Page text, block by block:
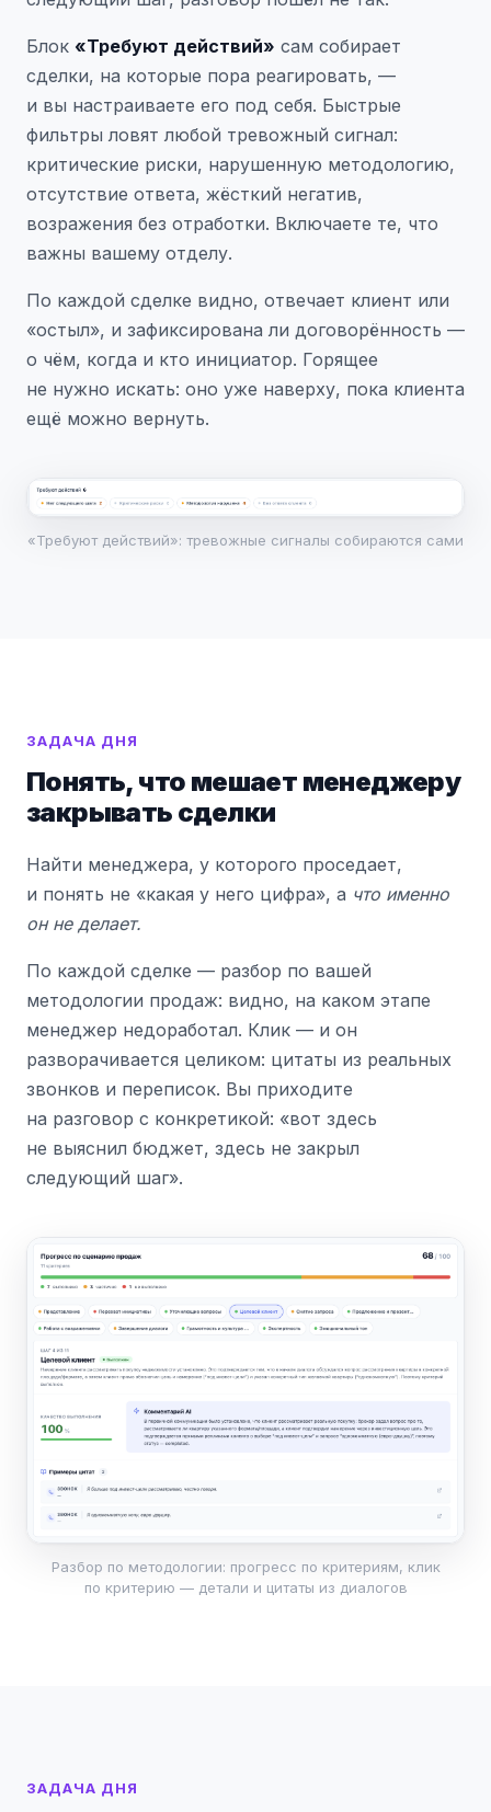
Блок «Требуют действий» сам собирает
сделки, на которые пора реагировать, —
и вы настраиваете его под себя. Быстрые
фильтры ловят любой тревожный сигнал:
критические риски, нарушенную методологию,
отсутствие ответа, жёсткий негатив,
возражения без отработки. Включаете те, что
важны вашему отделу.
По каждой сделке видно, отвечает клиент или
«остыл», и зафиксирована ли договорённость —
о чём, когда и кто инициатор. Горящее
не нужно искать: оно уже наверху, пока клиента
ещё можно вернуть.
«Требуют действий»: тревожные сигналы собираются сами
ЗАДАЧА ДНЯ
Понять, что мешает менеджеру
закрывать сделки
Найти менеджера, у которого проседает,
и понять не «какая у него цифра», а что именно
он не делает.
По каждой сделке — разбор по вашей
методологии продаж: видно, на каком этапе
менеджер недоработал. Клик — и он
разворачивается целиком: цитаты из реальных
звонков и переписок. Вы приходите
на разговор с конкретикой: «вот здесь
не выяснил бюджет, здесь не закрыл
следующий шаг».
Разбор по методологии: прогресс по критериям, клик
по критерию — детали и цитаты из диалогов
ЗАДАЧА ДНЯ